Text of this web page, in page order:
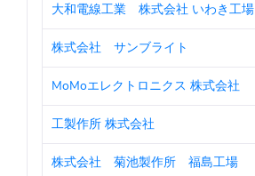
大和電線工業 株式会社 いわき工場
株式会社 サンブライト
MoMoエレクトロニクス 株式会社
工製作所 株式会社
株式会社 菊池製作所 福島工場